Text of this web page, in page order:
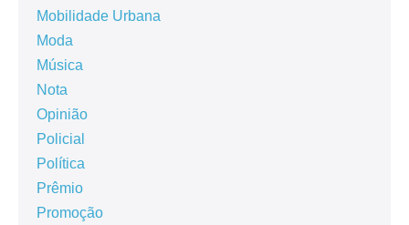
Mobilidade Urbana
Moda
Música
Nota
Opinião
Policial
Política
Prêmio
Promoção